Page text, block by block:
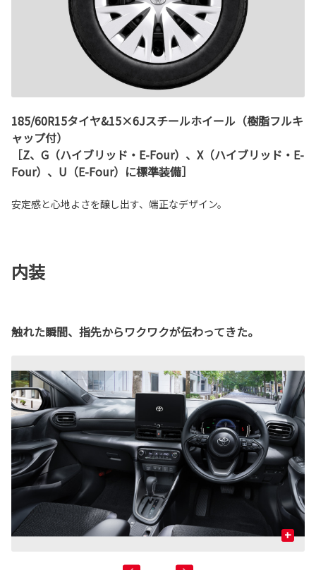
185/60R15タイヤ&15×6Jスチールホイール（樹脂フルキ
ャップ付）
［Z、G（ハイブリッド・E-Four）、X（ハイブリッド・E-
Four）、U（E-Four）に標準装備］
安定感と心地よさを醸し出す、端正なデザイン。
内装
触れた瞬間、指先からワクワクが伝わってきた。
+